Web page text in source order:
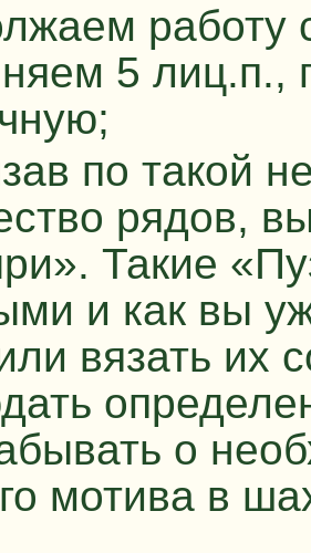
работу
5 лиц.п.,
по такой
рядов,
Такие
и как вы
вязать их
о
мотива в